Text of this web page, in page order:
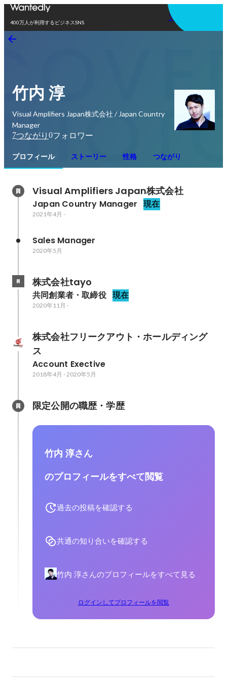
400万人が利用するビジネスSNS
アプリを使う
竹内 淳
Visual Amplifiers Japan株式会社 / Japan Country
Manager
7つながり 0フォロワー
プロフィール ストーリー 性格 つながり
Visual Amplifiers Japan株式会社
Japan Country Manager 現在
2021年4月 -
Sales Manager
2020年5月
株式会社tayo
共同創業者・取締役 現在
2020年11月 -
株式会社フリークアウト・ホールディング
ス
Account Exective
2018年4月 -2020年5月
限定公開の職歴・学歴
竹内 淳さん
のプロフィールをすべて閲覧
過去の投稿を確認する
共通の知り合いを確認する
竹内 淳さんのプロフィールをすべて見る
ログインしてプロフィールを閲覧